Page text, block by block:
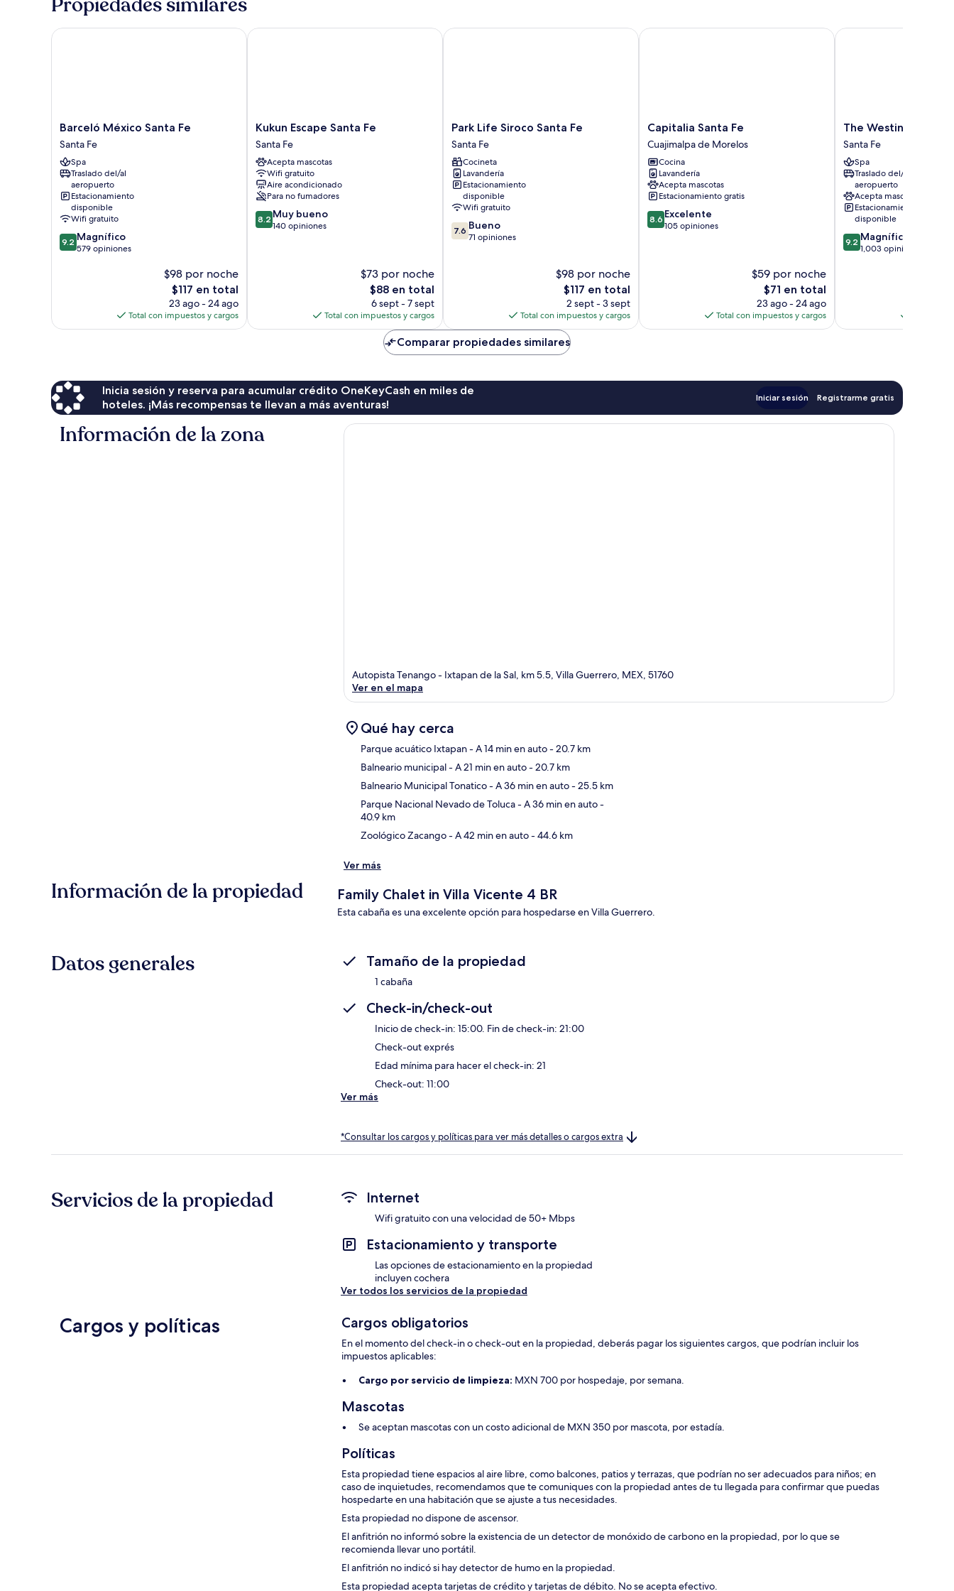
Barceló
México
Santa
Fe
Santa
Fe
Barceló México Santa Fe
Santa Fe
Spa
Traslado del/al
aeropuerto
Estacionamiento
disponible
Wifi gratuito
9.2
de
9.2 Magnífico
579 opiniones
$98 por noche
El
precio
actual
es
$117 en total
23 ago - 24 ago
Total con impuestos y cargos
Barceló México Santa Fe
Kukun
Escape
Santa
Fe
Santa
Fe
Kukun Escape Santa Fe
Santa Fe
Acepta mascotas
Wifi gratuito
Aire acondicionado
Para no fumadores
8.2
de
8.2 Muy bueno
140 opiniones
$73 por noche
El
precio
actual
es
$88
$88 en total
6 sept - 7 sept
Total con impuestos y cargos
Kukun Escape Santa Fe
Park
Life
Siroco
Santa
Fe
Santa
Fe
Park Life Siroco Santa Fe
Santa Fe
Cocineta
Lavandería
Estacionamiento
disponible
Wifi gratuito
7.6
de
7.6 Bueno
71 opiniones
$98 por noche
El
precio
actual
es
de
$117
$117 en total
2 sept - 3 sept
Total con impuestos y cargos
Park Life Siroco Santa Fe
Capitalia
Santa
Fe
Cuajimalpa
de
Morelos
Capitalia Santa Fe
Cuajimalpa de Morelos
Cocina
Lavandería
Acepta mascotas
Estacionamiento gratis
8.6
de
8.6 Excelente
105 opiniones
$59 por noche
El
precio
actual
es
$71 en total
23 ago - 24 ago
Total con impuestos y cargos
Capitalia Santa Fe
The
Westin
Santa
Fe,
Mexico
City
Santa
Fe
The Westin Santa
Santa Fe
Spa
Traslado del/al
aeropuerto
Acepta mascotas
Estacionamiento
disponible
9.2
de
9.2 Magnífico
1,003 opiniones
The Westin Santa Fe,
Comparar propiedades similares
Inicia sesión y reserva para acumular crédito OneKeyCash en miles de
hoteles. ¡Más recompensas te llevan a más aventuras!
Iniciar sesión Registrarme gratis
Información de la zona
Autopista Tenango - Ixtapan de la Sal, km 5.5, Villa Guerrero, MEX, 51760
Ver en el mapa
Qué hay cerca
Parque acuático Ixtapan- A 14 min en auto- 20.7 km
Balneario municipal- A 21 min en auto- 20.7 km
Balneario Municipal Tonatico- A 36 min en auto- 25.5 km
Parque Nacional Nevado de Toluca- A 36 min en auto-
40.9 km
Zoológico Zacango- A 42 min en auto- 44.6 km
Ver más
Información de la propiedad Family Chalet in Villa Vicente 4 BR
Esta cabaña es una excelente opción para hospedarse en Villa Guerrero.
Datos generales Tamaño de la propiedad
1 cabaña
Check-in/check-out
Inicio de check-in: 15:00. Fin de check-in: 21:00
Check-out exprés
Edad mínima para hacer el check-in: 21
Check-out: 11:00
Ver más
*Consultar los cargos y políticas para ver más detalles o cargos extra
Servicios de la propiedad Internet
Wifi gratuito con una velocidad de 50+ Mbps
Estacionamiento y transporte
Las opciones de estacionamiento en la propiedad
incluyen cochera
Ver todos los servicios de la propiedad
Cargos y políticas Cargos obligatorios
En el momento del check-in o check-out en la propiedad, deberás pagar los siguientes cargos, que podrían incluir los
impuestos aplicables:
Cargo por servicio de limpieza: MXN 700 por hospedaje, por semana.
Mascotas
Se aceptan mascotas con un costo adicional de MXN 350 por mascota, por estadía.
Políticas
Esta propiedad tiene espacios al aire libre, como balcones, patios y terrazas, que podrían no ser adecuados para niños; en
caso de inquietudes, recomendamos que te comuniques con la propiedad antes de tu llegada para confirmar que puedas
hospedarte en una habitación que se ajuste a tus necesidades.
Esta propiedad no dispone de ascensor.
El anfitrión no informó sobre la existencia de un detector de monóxido de carbono en la propiedad, por lo que se
recomienda llevar uno portátil.
El anfitrión no indicó si hay detector de humo en la propiedad.
Esta propiedad acepta tarjetas de crédito y tarjetas de débito. No se acepta efectivo.